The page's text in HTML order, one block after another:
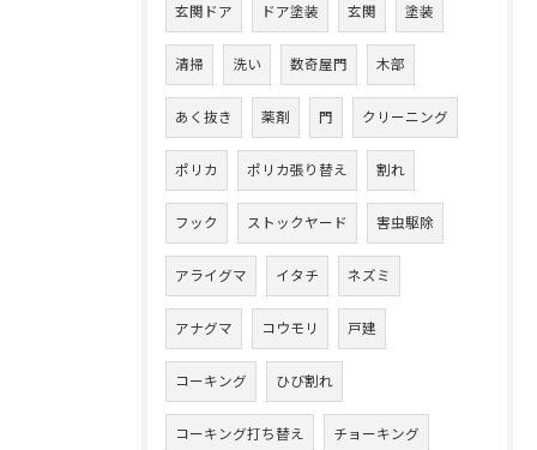
玄関ドア ドア塗装 玄関 塗装
清掃 洗い 数奇屋門 木部
あく抜き 薬剤 門 クリーニング
ポリカ ポリカ張り替え 割れ
フック ストックヤード 害虫駆除
アライグマ イタチ ネズミ
アナグマ コウモリ 戸建
コーキング ひび割れ
コーキング打ち替え チョーキング